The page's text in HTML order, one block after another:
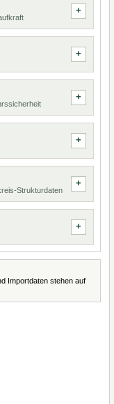
Strukturdaten
Importdaten stehen auf